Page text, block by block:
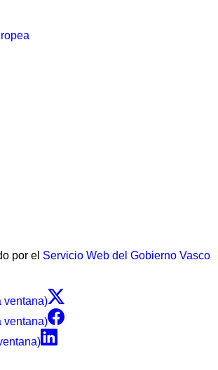
por el Servicio Web del Gobierno Vasco
ventana)
ventana)